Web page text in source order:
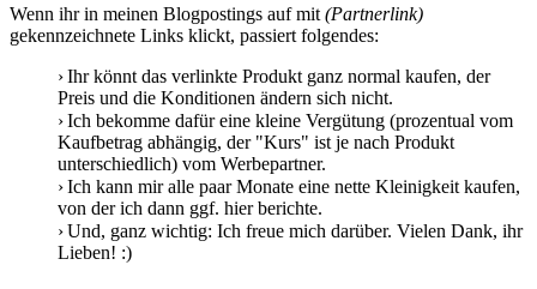
Wenn ihr in meinen Blogpostings auf mit (Partnerlink)
gekennzeichnete Links klickt, passiert folgendes:
Ihr könnt das verlinkte Produkt ganz normal kaufen, der
Preis und die Konditionen ändern sich nicht.
Ich bekomme dafür eine kleine Vergütung (prozentual vom
Kaufbetrag abhängig, der "Kurs" ist je nach Produkt
unterschiedlich) vom Werbepartner.
Ich kann mir alle paar Monate eine nette Kleinigkeit kaufen,
von der ich dann ggf. hier berichte.
Und, ganz wichtig: Ich freue mich darüber. Vielen Dank, ihr
Lieben! :)